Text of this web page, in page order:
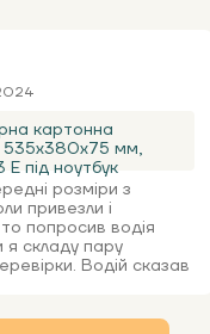
картонна
535x380x75 мм,
Е під ноутбук
розміри з
привезли і
попросив водія
я складу пару
Водій сказав